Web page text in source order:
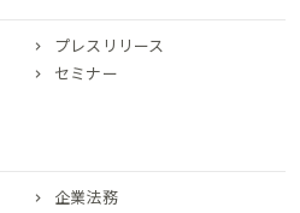
プレスリリース
セミナー
企業法務